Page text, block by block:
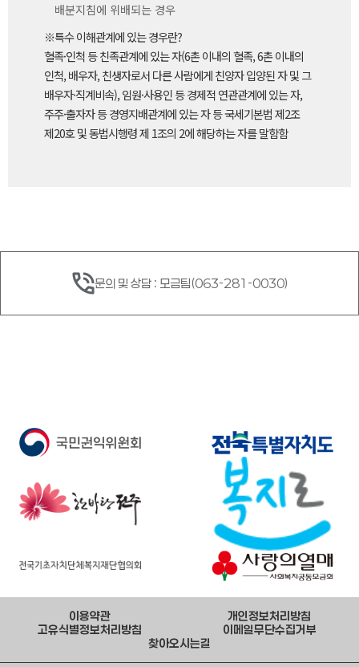
배분지침에 위배되는 경우
※특수 이해관계에 있는 경우란?
혈족·인척 등 친족관계에 있는 자(6촌 이내의 혈족, 6촌 이내의
인척, 배우자, 친생자로서 다른 사람에게 친양자 입양된 자 및 그
배우자·직계비속), 임원·사용인 등 경제적 연관관계에 있는 자,
주주·출자자 등 경영지배관계에 있는 자 등 국세기본법 제2조
제20호 및 동법시행령 제 1조의 2에 해당하는 자를 말함함
문의 및 상담 : 모금팀(063-281-0030)
이용약관
개인정보처리방침
고유식별정보처리방침
이메일무단수집거부
찾아오시는길